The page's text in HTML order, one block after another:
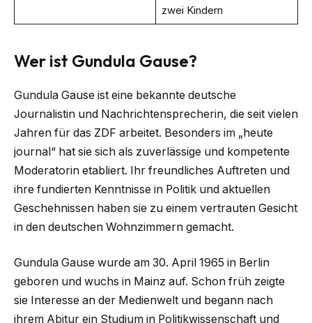
zwei Kindern
Wer ist Gundula Gause?
Gundula Gause ist eine bekannte deutsche
Journalistin und Nachrichtensprecherin, die seit vielen
Jahren für das ZDF arbeitet. Besonders im „heute
journal“ hat sie sich als zuverlässige und kompetente
Moderatorin etabliert. Ihr freundliches Auftreten und
ihre fundierten Kenntnisse in Politik und aktuellen
Geschehnissen haben sie zu einem vertrauten Gesicht
in den deutschen Wohnzimmern gemacht.
Gundula Gause wurde am 30. April 1965 in Berlin
geboren und wuchs in Mainz auf. Schon früh zeigte
sie Interesse an der Medienwelt und begann nach
ihrem Abitur ein Studium in Politikwissenschaft und